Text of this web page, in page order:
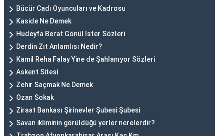
Bücür Cadı Oyuncuları ve Kadrosu
Kaside Ne Demek
Hudeyfa Berat Gönül İster Sözleri
Derdin Zıt Anlamlısı Nedir?
Kamil Reha Falay Yine de Şahlanıyor Sözleri
Askent Sitesi
Zehir Saçmak Ne Demek
Ozan Sokak
Ziraat Bankası Şirinevler Şubesi Şubesi
Savan ikliminin görüldüğü yerler nerelerdir?